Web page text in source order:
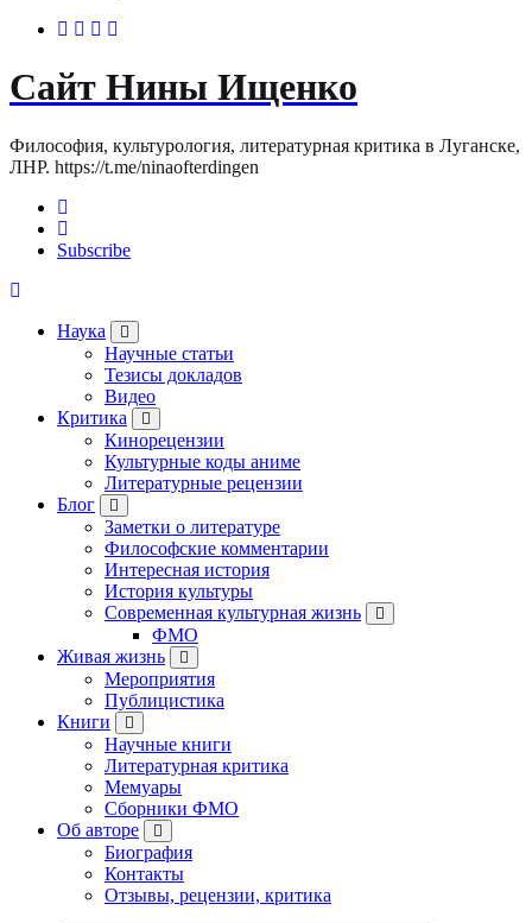
Сайт Нины Ищенко
Философия, культурология, литературная критика в Луганске,
ЛНР. https://t.me/ninaofterdingen
Subscribe
Наука
Научные статьи
Тезисы докладов
Видео
Критика
Кинорецензии
Культурные коды аниме
Литературные рецензии
Блог
Заметки о литературе
Философские комментарии
Интересная история
История культуры
Современная культурная жизнь
ФМО
Живая жизнь
Мероприятия
Публицистика
Книги
Научные книги
Литературная критика
Мемуары
Сборники ФМО
Об авторе
Биография
Контакты
Отзывы, рецензии, критика